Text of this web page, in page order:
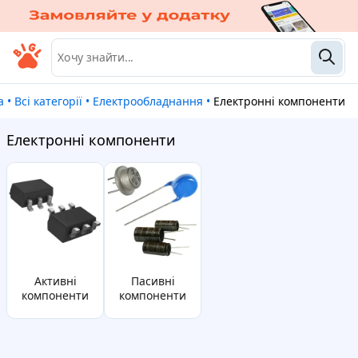
• Всі категорії • Електрообладнання • Електронні компоненти
Електронні компоненти
активні
компоненти
пасивні
компоненти